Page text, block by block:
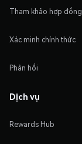
Tham khảo hợp đồng
Xác minh chính thức
Phản hồi
Dịch vụ
Rewards Hub